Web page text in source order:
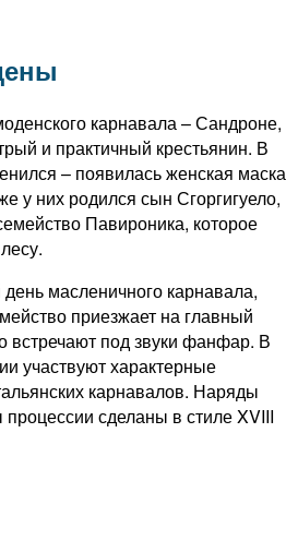
карнавала – Сандроне,
и практичный крестьянин. В
– появилась женская маска
у них родился сын Сгоргигуело,
Павироника, которое
масленичного карнавала,
приезжает на главный
встречают под звуки фанфар. В
участвуют характерные
карнавалов. Наряды
процессии сделаны в стиле XVIII